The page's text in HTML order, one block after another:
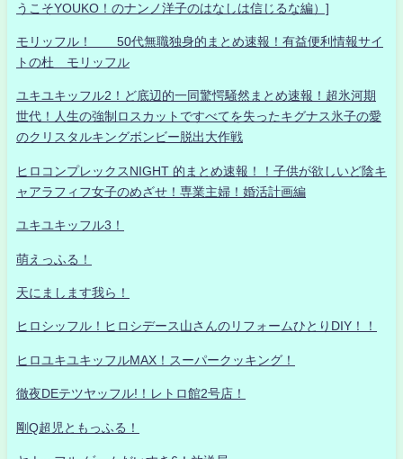
うこそYOUKO！のナンノ洋子のはなしは信じるな編）]
モリッフル！ 50代無職独身的まとめ速報！有益便利情報サイ
トの杜 モリッフル
ユキユキッフル2！ど底辺的一同驚愕騒然まとめ速報！超氷河期
世代！人生の強制ロスカットですべてを失ったキグナス氷子の愛
のクリスタルキングボンビー脱出大作戦
ヒロコンプレックスNIGHT 的まとめ速報！！子供が欲しいど陰キ
ャアラフィフ女子のめざせ！専業主婦！婚活計画編
ユキユキッフル3！
萌えっふる！
天にまします我ら！
ヒロシッフル！ヒロシデース山さんのリフォームひとりDIY！！
ヒロユキユキッフルMAX！スーパークッキング！
徹夜DEテツヤッフル!！レトロ館2号店！
剛Q超児ともっふる！